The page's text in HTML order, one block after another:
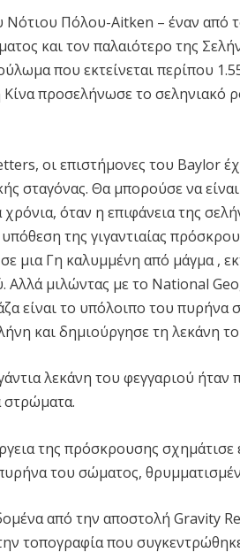
Νότιου Πόλου-Aitken – έναν από
και τον παλαιότερο της
που εκτείνεται περίπου
προσελήνωσε το σεληνιακό
οι επιστήμονες του Baylor
σταγόνας. Θα μπορούσε να
όταν η επιφάνεια της
της γιγαντιαίας
μια Γη καλυμμένη από μάγμα ,
Αλλά μιλώντας με το National
είναι το υπόλοιπο του πυρήνα
και δημιούργησε τη λεκάνη
λεκάνη του φεγγαριού ήταν
στρώματα.
της πρόσκρουσης
του σώματος,
από την αποστολή Gravity
τοπογραφία που